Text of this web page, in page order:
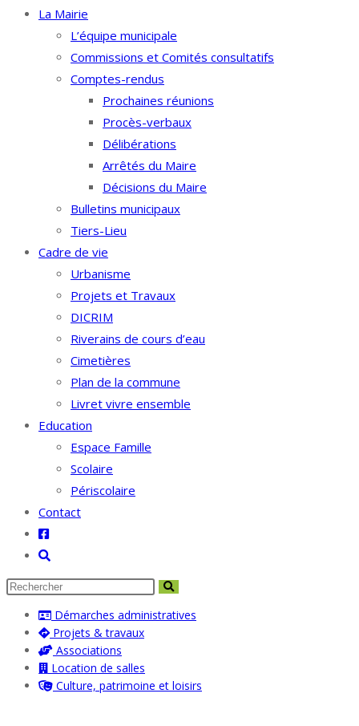
La Mairie
L’équipe municipale
Commissions et Comités consultatifs
Comptes-rendus
Prochaines réunions
Procès-verbaux
Délibérations
Arrêtés du Maire
Décisions du Maire
Bulletins municipaux
Tiers-Lieu
Cadre de vie
Urbanisme
Projets et Travaux
DICRIM
Riverains de cours d’eau
Cimetières
Plan de la commune
Livret vivre ensemble
Education
Espace Famille
Scolaire
Périscolaire
Contact
Toggle
website
search
Démarches administratives
Projets & travaux
Associations
Location de salles
Culture, patrimoine et loisirs